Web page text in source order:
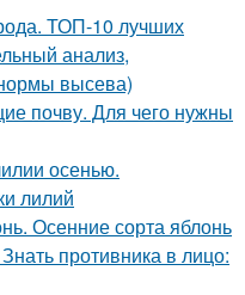
ТОП-10 лучших
анализ,
высева)
почву. Для чего нужны
осенью.
лилий
Осенние сорта яблонь
противника в лицо: